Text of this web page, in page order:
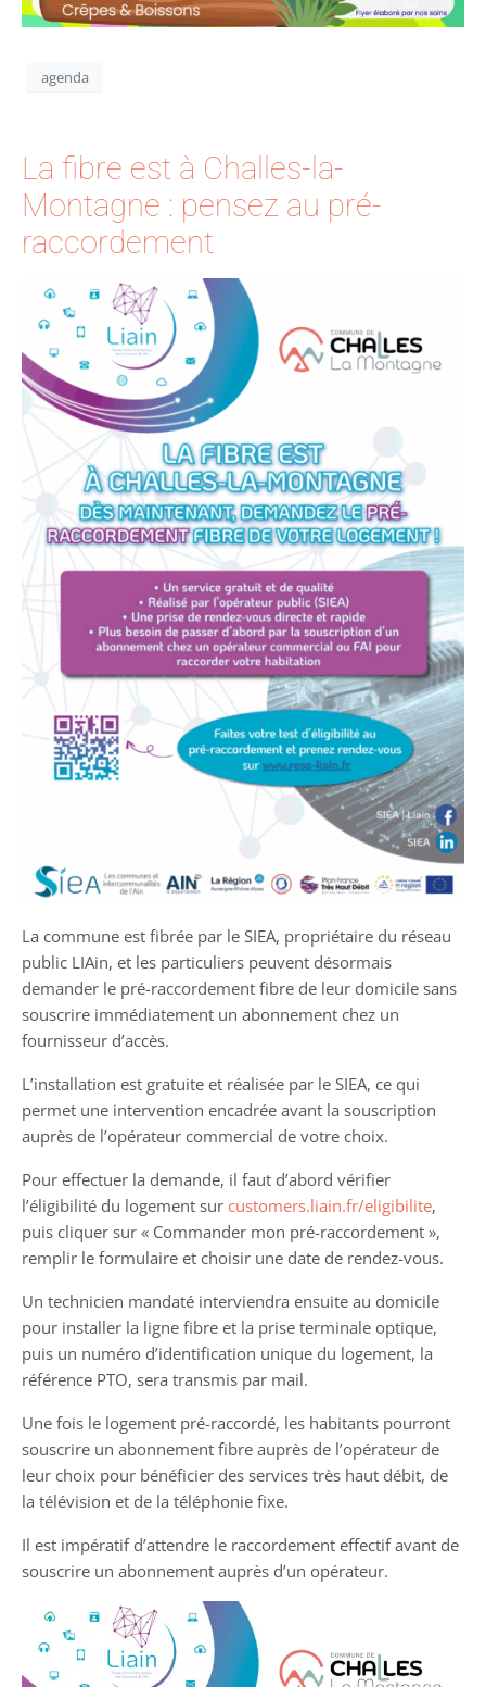
agenda
La fibre est à Challes-la-
Montagne : pensez au pré-
raccordement
La commune est fibrée par le SIEA, propriétaire du réseau
public LIAin, et les particuliers peuvent désormais
demander le pré-raccordement fibre de leur domicile sans
souscrire immédiatement un abonnement chez un
fournisseur d’accès.
L’installation est gratuite et réalisée par le SIEA, ce qui
permet une intervention encadrée avant la souscription
auprès de l’opérateur commercial de votre choix.
Pour effectuer la demande, il faut d’abord vérifier
l’éligibilité du logement sur customers.liain.fr/eligibilite,
puis cliquer sur « Commander mon pré-raccordement »,
remplir le formulaire et choisir une date de rendez-vous.
Un technicien mandaté interviendra ensuite au domicile
pour installer la ligne fibre et la prise terminale optique,
puis un numéro d’identification unique du logement, la
référence PTO, sera transmis par mail.
Une fois le logement pré-raccordé, les habitants pourront
souscrire un abonnement fibre auprès de l’opérateur de
leur choix pour bénéficier des services très haut débit, de
la télévision et de la téléphonie fixe.
Il est impératif d’attendre le raccordement effectif avant de
souscrire un abonnement auprès d’un opérateur.